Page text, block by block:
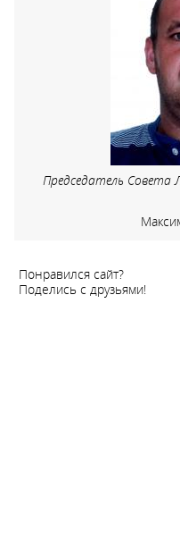
Председатель Совета
Понравился сайт?
Поделись с друзьями!